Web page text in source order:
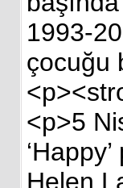
1993-
çocuğu
<p>5
Helen